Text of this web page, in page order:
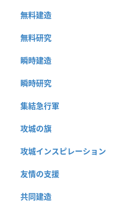
無料建造
無料研究
瞬時建造
瞬時研究
集結急行軍
攻城の旗
攻城インスピレーション
友情の支援
共同建造